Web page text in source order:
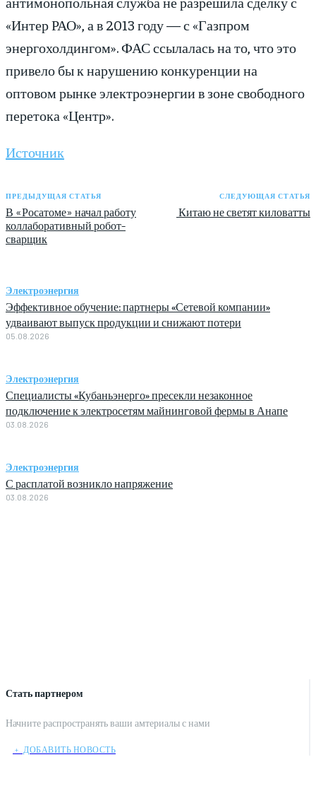
Стать партнером
Начните распространять ваши амтериалы с нами
﹢ ДОБАВИТЬ НОВОСТЬ
«Интер РАО», а в 2013 году — с «Газпром
энергохолдингом». ФАС ссылалась на то, что это
привело бы к нарушению конкуренции на
оптовом рынке электроэнергии в зоне свободного
перетока «Центр».
Источник
ПРЕДЫДУЩАЯ СТАТЬЯ
В «Росатоме» начал работу
коллаборативный робот-
сварщик
СЛЕДУЮЩАЯ СТАТЬЯ
Китаю не светят киловатты
Электроэнергия
Эффективное обучение: партнеры «Сетевой компании»
удваивают выпуск продукции и снижают потери
05.08.2026
Электроэнергия
Специалисты «Кубаньэнерго» пресекли незаконное
подключение к электросетям майнинговой фермы в Анапе
03.08.2026
Электроэнергия
С расплатой возникло напряжение
03.08.2026